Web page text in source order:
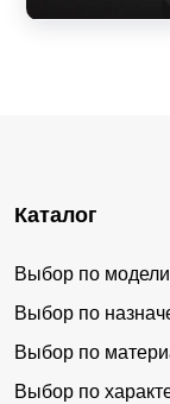
Каталог
Выбор по модели
Выбор по
Выбор по
Выбор по